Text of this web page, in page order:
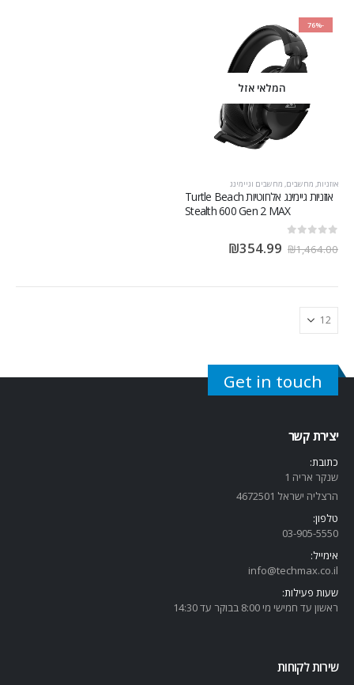
-76%
המלאי אזל
אוזניות, מחשבים, מחשבים וגיימינג
אוזניות גיימינג אלחוטיות Turtle Beach
Stealth 600 Gen 2 MAX
₪1,464.00
₪354.99
Get in touch
יצירת קשר
כתובת:
שנקר אריה 1
הרצליה ישראל 4672501
טלפון:
03-905-5550
אימייל:
info@techmax.co.il
שעות פעילות:
ראשון עד חמישי מי 8:00 בבוקר עד 14:30
שירות לקוחות